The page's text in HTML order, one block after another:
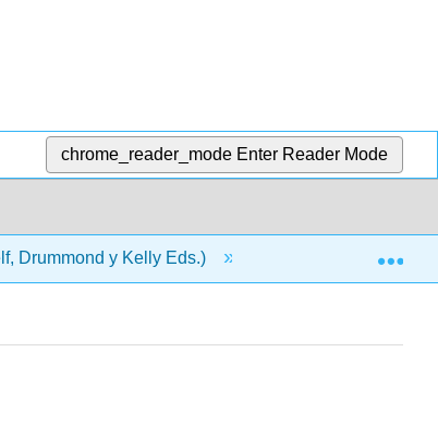
chrome_reader_mode Enter Reader Mode
Drummond y Kelly Eds.) 3: Construyendo